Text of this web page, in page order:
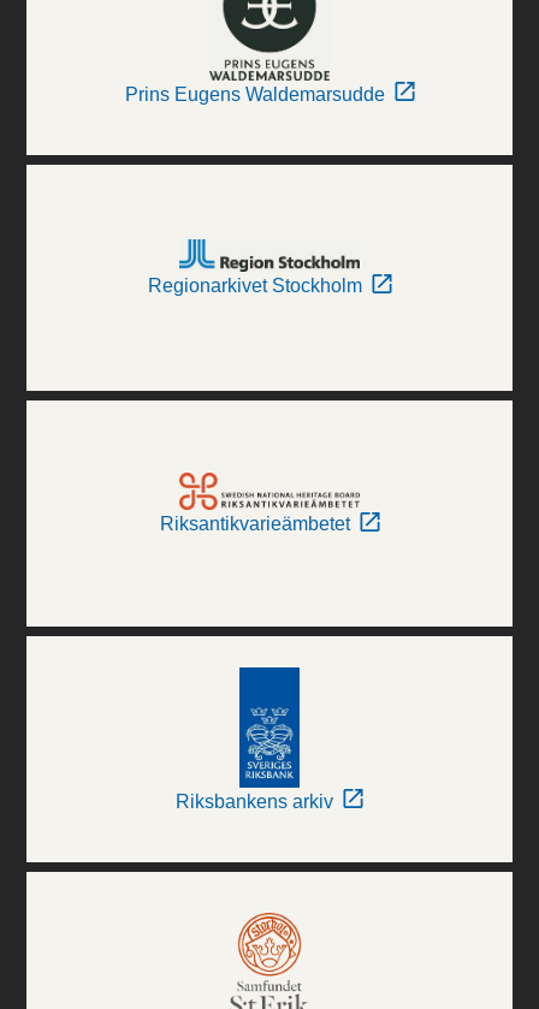
Prins Eugens Waldemarsudde
Regionarkivet Stockholm
Riksantikvarieämbetet
Riksbankens arkiv